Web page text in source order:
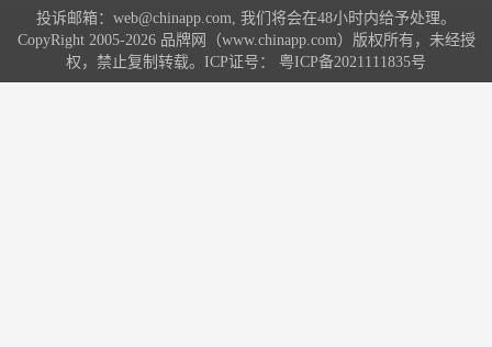
投诉邮箱：web@chinapp.com, 我们将会在48小时内给予处理。
CopyRight 2005-2026 品牌网（www.chinapp.com）版权所有，未经授
权，禁止复制转载。ICP证号： 粤ICP备2021111835号